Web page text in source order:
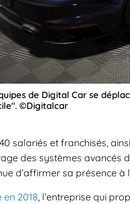
de Digital Car se
©Digitalcar
salariés et franchisés,
des systèmes avancés
d’affirmer sa présence à
en 2018, l’entreprise qui